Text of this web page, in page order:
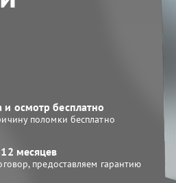
и осмотр бесплатно
поломки бесплатно
месяцев
предоставляем гарантию